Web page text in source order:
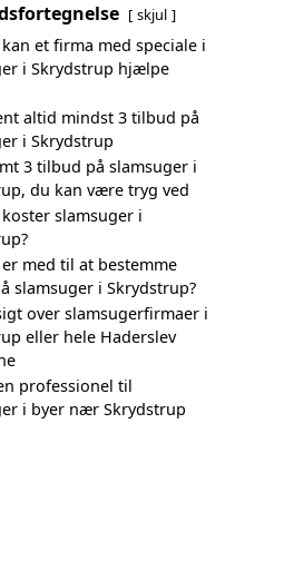
skjul
et firma med speciale i
i Skrydstrup hjælpe
altid mindst 3 tilbud på
i Skrydstrup
3 tilbud på slamsuger i
du kan være tryg ved
slamsuger i
er med til at bestemme
slamsuger i Skrydstrup?
over slamsugerfirmaer i
eller hele Haderslev
professionel til
i byer nær Skrydstrup